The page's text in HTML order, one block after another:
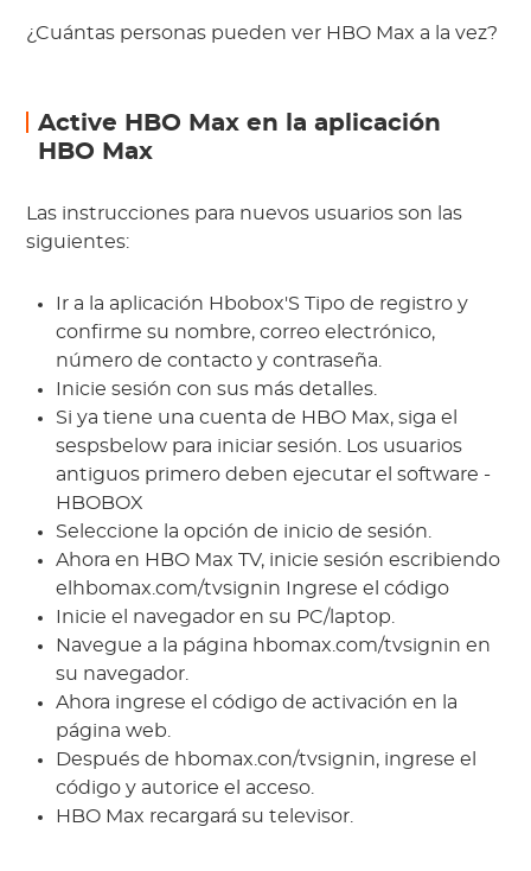
¿Cuántas personas pueden ver HBO Max a la vez?
Active HBO Max en la aplicación
HBO Max
Las instrucciones para nuevos usuarios son las
siguientes:
Ir a la aplicación Hbobox'S Tipo de registro y
confirme su nombre, correo electrónico,
número de contacto y contraseña.
Inicie sesión con sus más detalles.
Si ya tiene una cuenta de HBO Max, siga el
sespsbelow para iniciar sesión. Los usuarios
antiguos primero deben ejecutar el software -
HBOBOX
Seleccione la opción de inicio de sesión.
Ahora en HBO Max TV, inicie sesión escribiendo
elhbomax.com/tvsignin Ingrese el código
Inicie el navegador en su PC/laptop.
Navegue a la página hbomax.com/tvsignin en
su navegador.
Ahora ingrese el código de activación en la
página web.
Después de hbomax.con/tvsignin, ingrese el
código y autorice el acceso.
HBO Max recargará su televisor.